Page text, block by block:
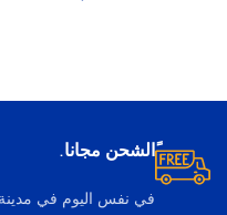
ًالشحن مجانا.
في نفس اليوم في